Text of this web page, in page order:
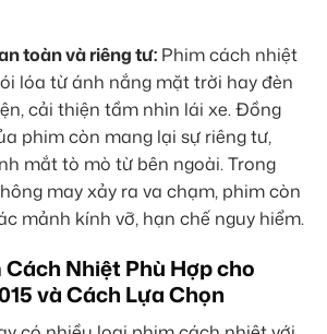
toàn và riêng tư: Phim cách nhiệt
lóa từ ánh nắng mặt trời hay đèn
cải thiện tầm nhìn lái xe. Đồng
phim còn mang lại sự riêng tư,
mắt tò mò từ bên ngoài. Trong
may xảy ra va chạm, phim còn
mảnh kính vỡ, hạn chế nguy hiểm.
Nhiệt Phù Hợp cho
và Cách Lựa Chọn